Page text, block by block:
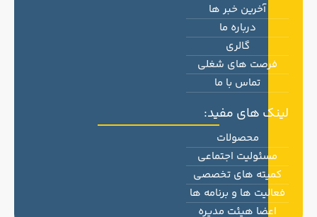
آخرین خبر ها
درباره ما
گالری
فرصت های شغلی
تماس با ما
لینک های مفید:
محصولات
مسئولیت اجتماعی
کمیته های تخصصی
فعالیت ها و برنامه ها
اعضا هیئت مدیره